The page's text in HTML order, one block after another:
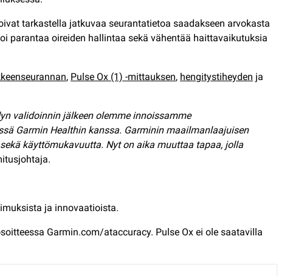
tarkastella jatkuvaa seurantatietoa saadakseen arvokasta
parantaa oireiden hallintaa sekä vähentää haittavaikutuksia
, Pulse Ox (1) -mittauksen, hengitystiheyden ja
validoinnin jälkeen olemme innoissamme
Garmin Healthin kanssa. Garminin maailmanlaajuisen
käyttömukavuutta. Nyt on aika muuttaa tapaa, jolla
ja innovaatioista.
Garmin.com/ataccuracy. Pulse Ox ei ole saatavilla